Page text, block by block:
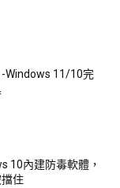
-Windows 11/10完
10內建防毒軟體，
住